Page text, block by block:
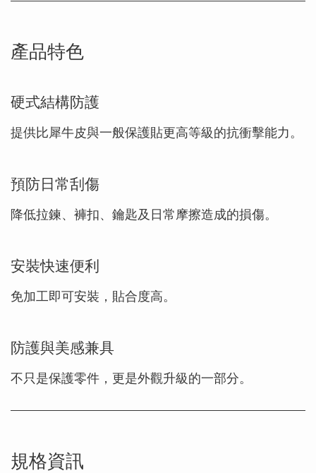
產品特色
硬式結構防護
提供比犀牛皮與一般保護貼更高等級的抗衝擊能力。
預防日常刮傷
降低拉鍊、褲扣、鑰匙及日常摩擦造成的損傷。
安裝快速便利
免加工即可安裝，貼合度高。
防護與美感兼具
不只是保護零件，更是外觀升級的一部分。
規格資訊